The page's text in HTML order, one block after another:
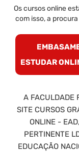
Os cursos online
com isso, a
ESTUDAR
A FACULDADE
SITE CURSOS
ONLINE -
PERTINENTE
EDUCAÇÃO